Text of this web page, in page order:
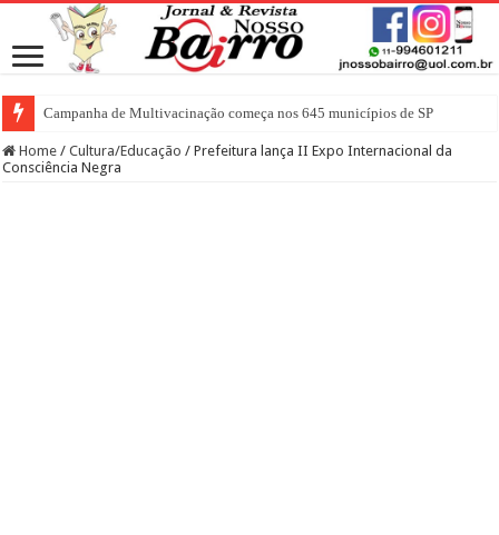
Campanha de Multivacinação começa nos 645 municípios de SP
Home / Cultura/Educação / Prefeitura lança II Expo Internacional da
Consciência Negra